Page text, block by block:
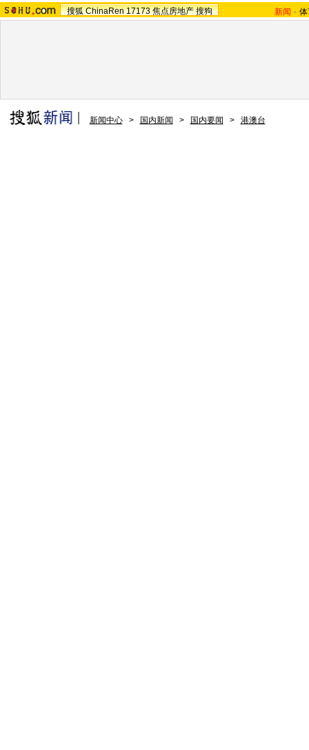
搜狐 ChinaRen 17173 焦点房地产 搜狗 新闻 -
新闻中心 > 国内新闻 > 国内要闻 > 港澳台